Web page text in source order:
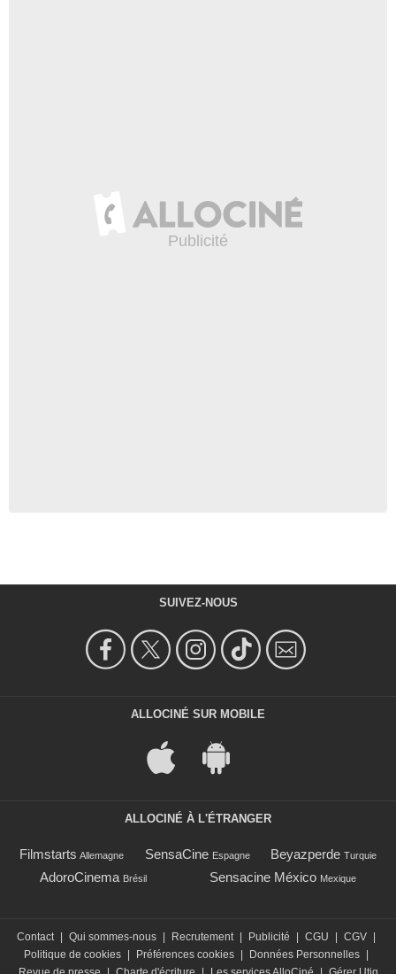
SUIVEZ-NOUS
ALLOCINÉ SUR MOBILE
ALLOCINÉ À L'ÉTRANGER
Filmstarts Allemagne SensaCine Espagne Beyazperde Turquie
AdoroCinema Brésil Sensacine México Mexique
Contact Qui sommes-nous Recrutement Publicité CGU CGV
Politique de cookies
Préférences cookies Données Personnelles